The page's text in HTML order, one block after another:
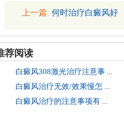
上一篇: 何时治疗白癜风好
荐阅读
白癜风308激光治疗注意事 ...
白癜风治疗无效/效果慢怎 ...
白癜风治疗的注意事项有 ...